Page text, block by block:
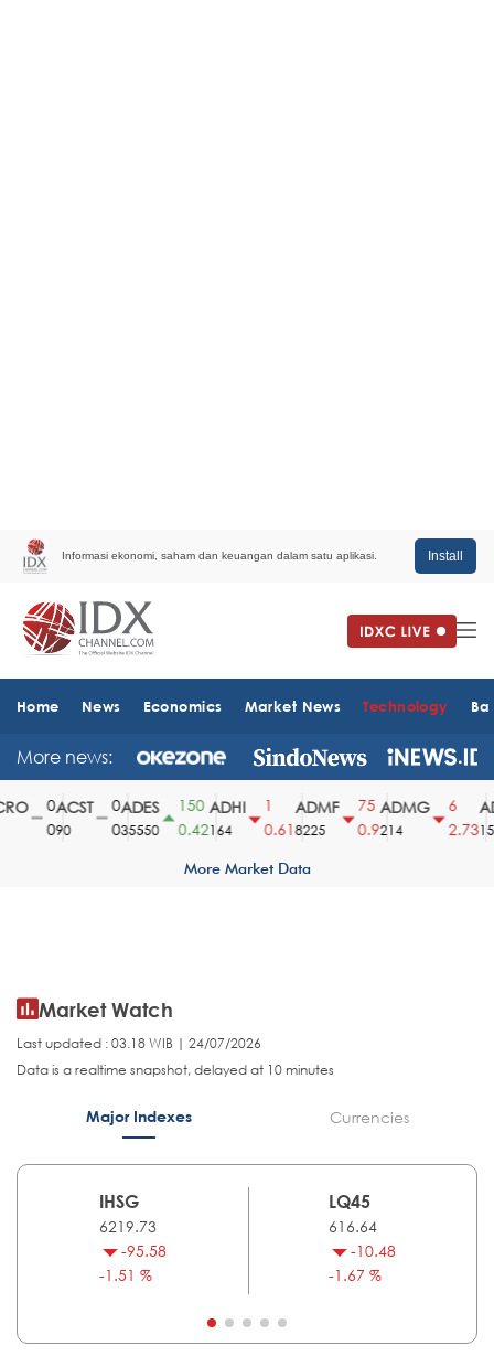
Informasi ekonomi, saham dan keuangan dalam satu aplikasi. Install
Home News Economics Market News Technology
More news:
ACST
90
ADES
35550
150
0.42
ADHI
164
0.61
ADMF
8225
75
0.9
ADMG
214
2.731510
More Market Data
Market Watch
Last updated : 03.18 WIB | 24/07/2026
Data is a realtime snapshot, delayed at 10 minutes
Major Indexes Currencies
IHSG
6219.73
-95.58
-1.51 %
LQ45
616.64
-10.48
-1.67 %